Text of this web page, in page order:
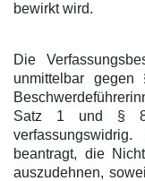
bewirkt wird.
Die
unmittelbar
Satz 1 und §
beantragt, die
auszudehnen,